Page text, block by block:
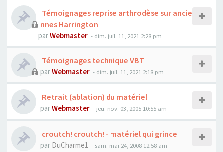
Témoignages reprise arthrodèse sur ancie
nnes Harrington
parWebmaster - dim. juil. 11, 2021 2:28 pm
Témoignages technique VBT
parWebmaster - dim. juil. 11, 2021 2:18 pm
Retrait (ablation) du matériel
parWebmaster - jeu. nov. 03, 2005 10:55 am
croutch! croutch! - matériel qui grince
par DuCharme1 - sam. mai 24, 2008 12:58 am